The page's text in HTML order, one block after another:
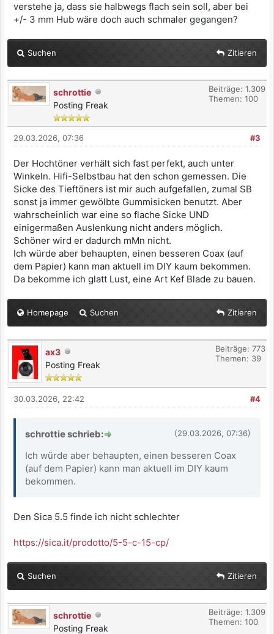
verstehe ja, dass sie halbwegs flach sein soll, aber bei
+/- 3 mm Hub wäre doch auch schmaler gegangen?
Suchen Zitieren
schrottie
Posting Freak
Beiträge: 1.309
Themen: 100
#3
29.03.2026, 07:36
Der Hochtöner verhält sich fast perfekt, auch unter
Winkeln. Hifi-Selbstbau hat den schon gemessen. Die
Sicke des Tieftöners ist mir auch aufgefallen, zumal SB
sonst ja immer gewölbte Gummisicken benutzt. Aber
wahrscheinlich war eine so flache Sicke UND
einigermaßen Auslenkung nicht anders möglich.
Schöner wird er dadurch mMn nicht.
Ich würde aber behaupten, einen besseren Coax (auf
dem Papier) kann man aktuell im DIY kaum bekommen.
Da bekomme ich glatt Lust, eine Art Kef Blade zu bauen.
Homepage Suchen Zitieren
ax3
Posting Freak
Beiträge: 773
Themen: 39
#4
30.03.2026, 22:42
(29.03.2026, 07:36)
schrottie schrieb:
Ich würde aber behaupten, einen besseren Coax
(auf dem Papier) kann man aktuell im DIY kaum
bekommen.
Den Sica 5.5 finde ich nicht schlechter
https://sica.it/prodotto/5-5-c-15-cp/
Suchen Zitieren
schrottie
Posting Freak
Beiträge: 1.309
Themen: 100